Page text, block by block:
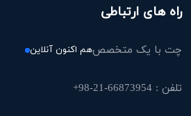
راه های ارتباطی
چت با یک متخصصهم اکنون آنلاین
تلفن : 66873954-21-98+